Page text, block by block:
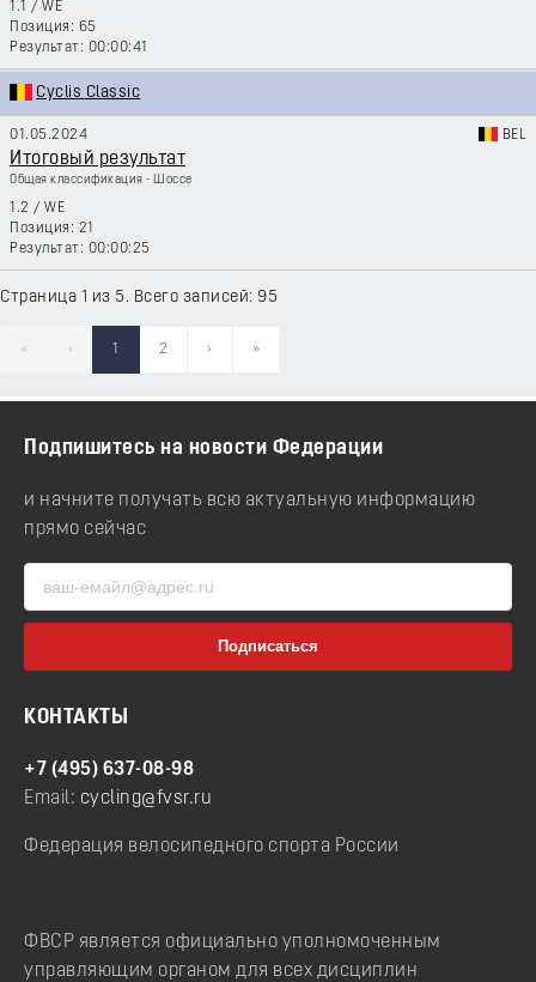
1.1 / WE
65
00:00:41
Cyclis Classic
01.05.2024 BEL
Итоговый результат
Общая классификация - Шоссе
1.2 / WE
21
00:00:25
Страница 1 из 5. Всего записей: 95
« ‹ 1 2 › »
Подпишитесь на новости Федерации
и начните получать всю актуальную информацию
прямо сейчас
КОНТАКТЫ
+7 (495) 637-08-98
Email: cycling@fvsr.ru
Федерация велосипедного спорта России
ФВСР является официально уполномоченным
управляющим органом для всех дисциплин